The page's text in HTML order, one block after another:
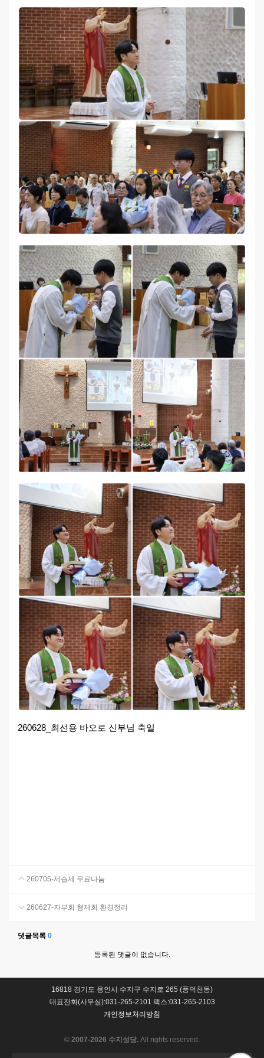
260628_최선용 바오로 신부님 축일
260705-제습제 무료나눔
260627-자부회 형제회 환경정리
댓글목록 0
등록된 댓글이 없습니다.
16818 경기도 용인시 수지구 수지로 265 (풍덕천동)
대표전화(사무실):031-265-2101 팩스:031-265-2103
개인정보처리방침
© 2007-2026 수지성당. All rights reserved.